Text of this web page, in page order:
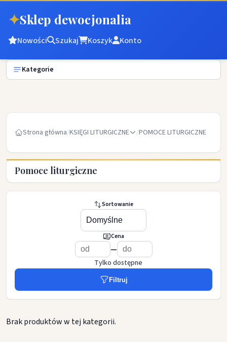
✦Sklep dewocjonalia
Nowości Szukaj Koszyk Konto
Kategorie
Strona główna/KSIĘGI LITURGICZNE /POMOCE LITURGICZNE
Pomoce liturgiczne
Sortowanie
Cena
—
Tylko dostępne
Filtruj
Brak produktów w tej kategorii.